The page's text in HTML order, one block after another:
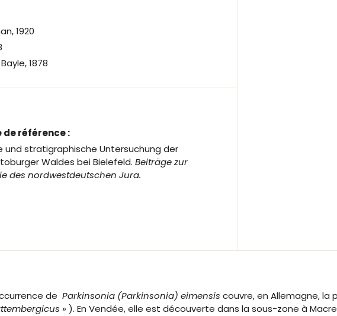
1920
Bayle, 1878
référence :
und stratigraphische Untersuchung der
Waldes bei Bielefeld. Beiträge zur
des nordwestdeutschen Jura.
de Parkinsonia (Parkinsonia) eimensis couvre, en Allemagne, la
» ). En Vendée, elle est découverte dans la sous-zone à